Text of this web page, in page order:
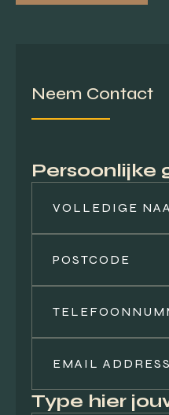
Neem Contact
Persoonlijke
Type hier